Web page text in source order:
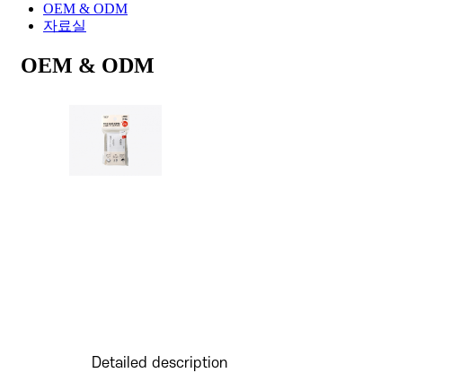
OEM & ODM
자료실
OEM & ODM
Detailed description